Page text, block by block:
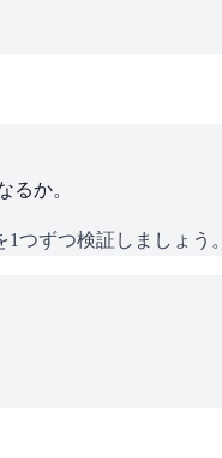
るか。
つずつ検証しましょう。